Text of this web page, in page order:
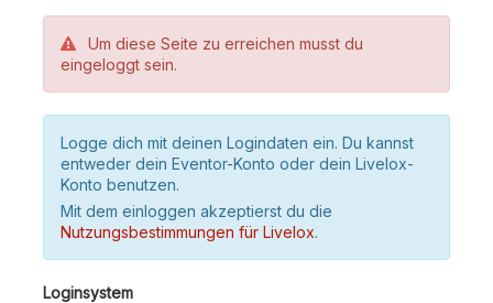
Um diese Seite zu erreichen musst du
eingeloggt sein.
Logge dich mit deinen Logindaten ein. Du kannst
entweder dein Eventor-Konto oder dein Livelox-
Konto benutzen.
Mit dem einloggen akzeptierst du die
Nutzungsbestimmungen für Livelox.
Loginsystem